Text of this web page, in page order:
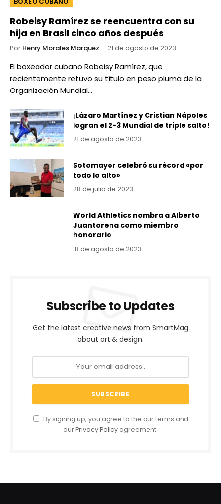
Robeisy Ramírez se reencuentra con su
hija en Brasil cinco años después
Por Henry Morales Marquez 21 de agosto de 2023
El boxeador cubano Robeisy Ramírez, que
recientemente retuvo su título en peso pluma de la
Organización Mundial…
¡Lázaro Martínez y Cristian Nápoles
logran el 2-3 Mundial de triple salto!
21 de agosto de 2023
Sotomayor celebró su récord «por
todo lo alto»
28 de julio de 2023
World Athletics nombra a Alberto
Juantorena como miembro
honorario
18 de agosto de 2023
Subscribe to Updates
Get the latest creative news from SmartMag
about art & design.
By signing up, you agree to the our terms and
ourPrivacy Policy agreement.